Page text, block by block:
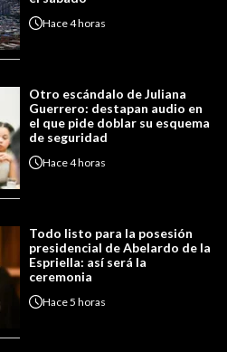
Hace4 horas
Otro escándalo de Juliana
Guerrero: destapan audio en
el que pide doblar su esquema
de seguridad
Hace4 horas
Todo listo para la posesión
presidencial de Abelardo de la
Espriella: así será la
ceremonia
Hace5 horas